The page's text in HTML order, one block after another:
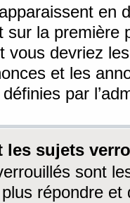
en
sur la première
vous devriez
et les
par
les sujets
sont
répondre